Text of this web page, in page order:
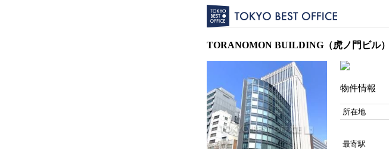
TORANOMON BUILDING（虎ノ門ビル）
物件情報
所在地
最寄駅